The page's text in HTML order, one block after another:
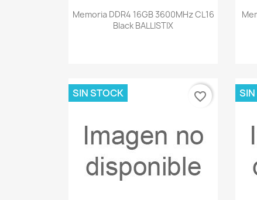
Vista rápida
Memoria DDR4 16GB 3600MHz CL16
Black BALLISTIX
SIN STOCK favorite_border